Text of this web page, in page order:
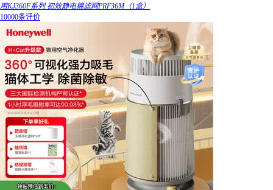
用KJ360F系列 初效静电棉滤网PRF36M（1盒）
10000条评价